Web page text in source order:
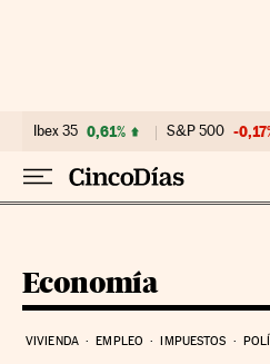
Ibex 35 0,61% S&P 500 -
Economía
VIVIENDA EMPLEO IMPUESTOS